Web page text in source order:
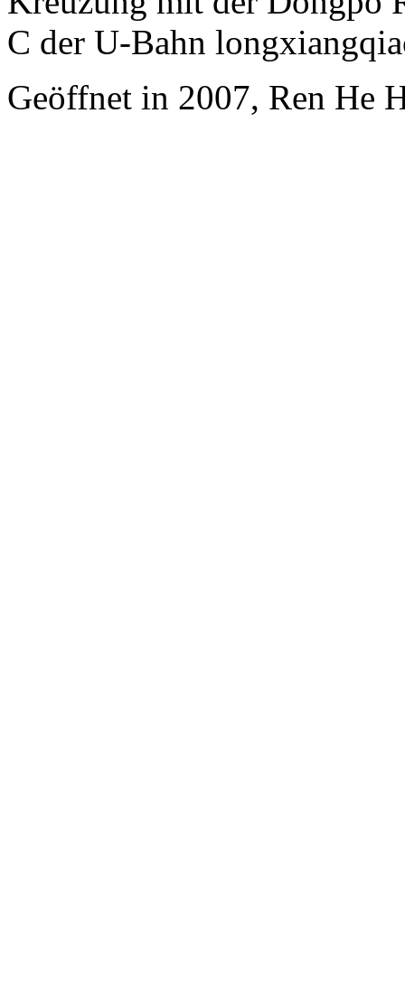
C der U-Bahn
Geöffnet in 2007, Ren He